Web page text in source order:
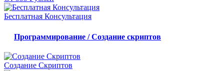
Бесплатная Консультация
Программирование / Создание скриптов
Создание Скриптов